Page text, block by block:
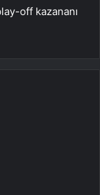
off kazananı